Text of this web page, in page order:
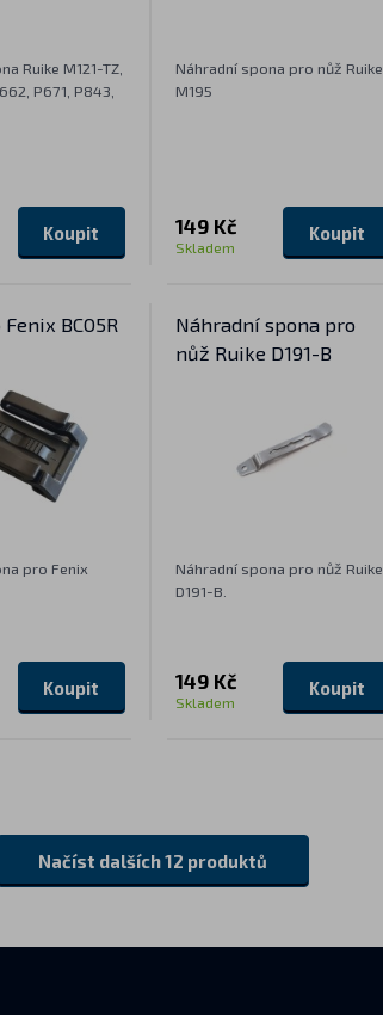
Ruike M121-TZ,
P671, P843,
Koupit
Náhradní spona pro nůž Ruike
M195
149 Kč
Skladem
Koupit
BC05R
pro Fenix
Koupit
Náhradní spona pro
nůž Ruike D191-B
Náhradní spona pro nůž Ruike
D191-B.
149 Kč
Skladem
Koupit
Načíst dalších 12 produktů